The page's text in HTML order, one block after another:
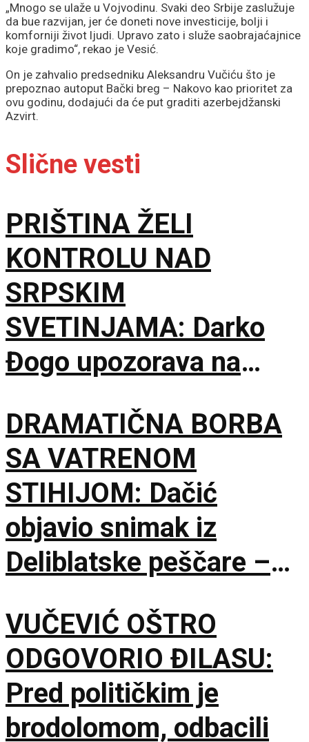
„Mnogo se ulaže u Vojvodinu. Svaki deo Srbije zaslužuje
da bue razvijan, jer će doneti nove investicije, bolji i
komforniji život ljudi. Upravo zato i služe saobrajaćajnice
koje gradimo“, rekao je Vesić.
On je zahvalio predsedniku Aleksandru Vučiću što je
prepoznao autoput Bački breg – Nakovo kao prioritet za
ovu godinu, dodajući da će put graditi azerbejdžanski
Azvirt.
Slične vesti
PRIŠTINA ŽELI
KONTROLU NAD
SRPSKIM
SVETINJAMA: Darko
Đogo upozorava na
uvođenja licenciranih
vodiča na KiM
DRAMATIČNA BORBA
SA VATRENOM
STIHIJOM: Dačić
objavio snimak iz
Deliblatske peščare –
VUČEVIĆ OŠTRO
ODGOVORIO ĐILASU:
Pred političkim je
brodolomom, odbacili